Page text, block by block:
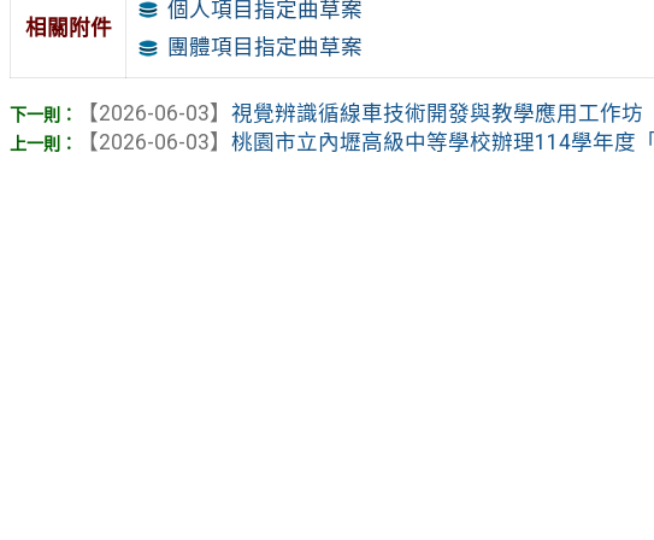
相關附件
個人項目指定曲草案
團體項目指定曲草案
【2026-06-03】視覺辨識循線車技術開發與教學應用工作坊
【2026-06-03】桃園市立內壢高級中等學校辦理114學年度